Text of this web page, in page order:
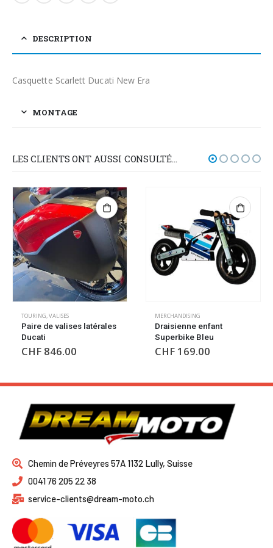
DESCRIPTION
Casquette Scarlett Ducati New Era
MONTAGE
LES CLIENTS ONT AUSSI CONSULTÉ…
TOURING,VALISES
Paire de valises latérales
Ducati
CHF 846.00
MERCHANDISING
Draisienne enfant
Superbike Bleu
CHF 169.00
Chemin de Préveyres 57A 1132 Lully, Suisse
0041 76 205 22 38
service-clients@dream-moto.ch